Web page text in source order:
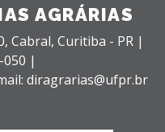
AGRÁRIAS
Cabral, Curitiba - PR |
050 |
diragrarias@ufpr.br